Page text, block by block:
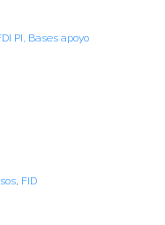
PI, Bases apoyo
, FID